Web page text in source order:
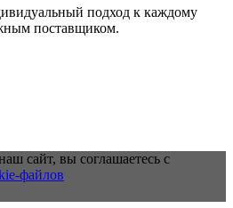
подход к каждому
поставщиком.
сайт, вы соглашаетесь с
файлов